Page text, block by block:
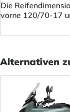
Die
vorne 120/70-17
Alternativen